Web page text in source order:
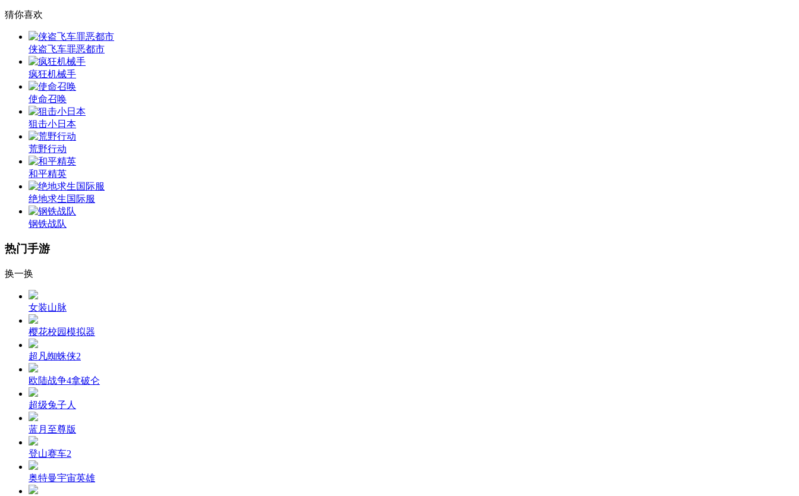
猜你喜欢
侠盗飞车罪恶都市
疯狂机械手
使命召唤
狙击小日本
荒野行动
和平精英
绝地求生国际服
钢铁战队
热门手游
换一换
女装山脉
樱花校园模拟器
超凡蜘蛛侠2
欧陆战争4拿破仑
超级兔子人
蓝月至尊版
登山赛车2
奥特曼宇宙英雄